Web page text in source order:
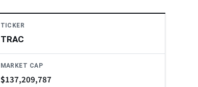
TICKER
TRAC
MARKET CAP
$137,209,787